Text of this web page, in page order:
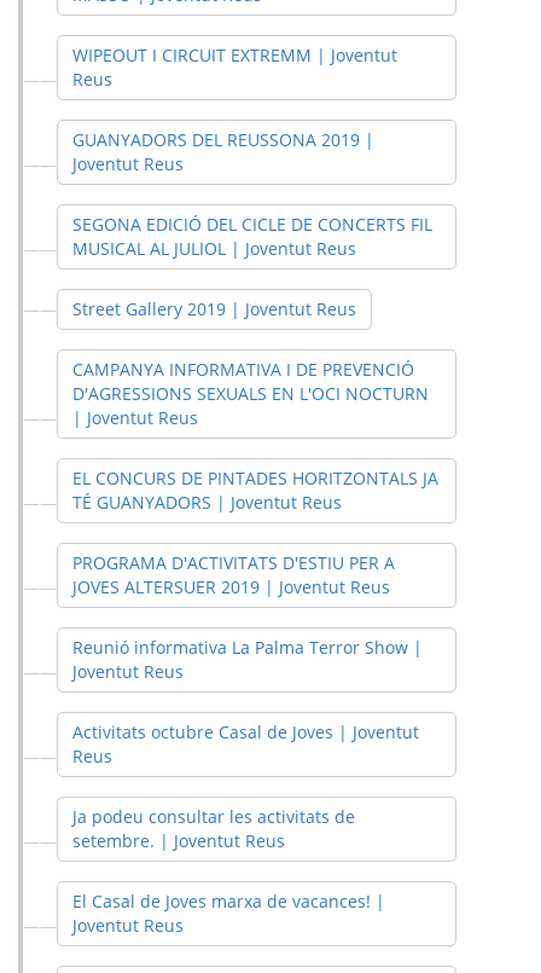
WIPEOUT I CIRCUIT EXTREMM | Joventut
Reus
GUANYADORS DEL REUSSONA 2019 |
Joventut Reus
SEGONA EDICIÓ DEL CICLE DE CONCERTS FIL
MUSICAL AL JULIOL | Joventut Reus
Street Gallery 2019 | Joventut Reus
CAMPANYA INFORMATIVA I DE PREVENCIÓ
D'AGRESSIONS SEXUALS EN L'OCI NOCTURN
| Joventut Reus
EL CONCURS DE PINTADES HORITZONTALS JA
TÉ GUANYADORS | Joventut Reus
PROGRAMA D'ACTIVITATS D'ESTIU PER A
JOVES ALTERSUER 2019 | Joventut Reus
Reunió informativa La Palma Terror Show |
Joventut Reus
Activitats octubre Casal de Joves | Joventut
Reus
Ja podeu consultar les activitats de
setembre. | Joventut Reus
El Casal de Joves marxa de vacances! |
Joventut Reus